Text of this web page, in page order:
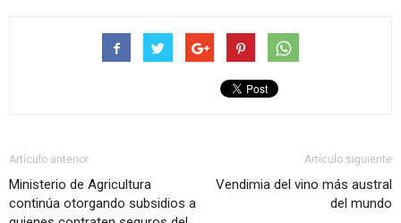
Artículo anterior
Ministerio de Agricultura
continúa otorgando subsidios a
Artículo siguiente
Vendimia del vino más austral
del mundo